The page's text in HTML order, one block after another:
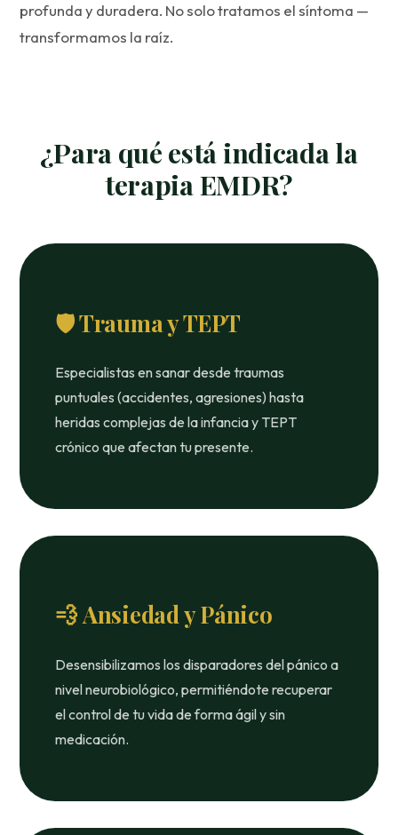
profunda y duradera. No solo tratamos el síntoma —
transformamos la raíz.
¿Para qué está indicada la
terapia EMDR?
🛡️ Trauma y TEPT
Especialistas en sanar desde traumas
puntuales (accidentes, agresiones) hasta
heridas complejas de la infancia y TEPT
crónico que afectan tu presente.
💨 Ansiedad y Pánico
Desensibilizamos los disparadores del pánico a
nivel neurobiológico, permitiéndote recuperar
el control de tu vida de forma ágil y sin
medicación.